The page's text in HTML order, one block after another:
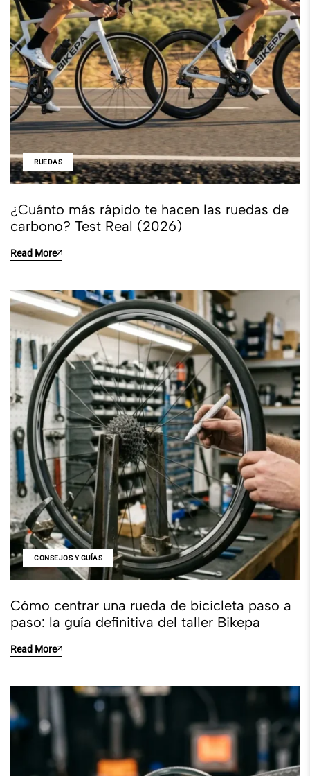
RUEDAS
¿Cuánto más rápido te hacen las ruedas de
carbono? Test Real (2026)
Read More
CONSEJOS Y GUÍAS
Cómo centrar una rueda de bicicleta paso a
paso: la guía definitiva del taller Bikepa
Read More